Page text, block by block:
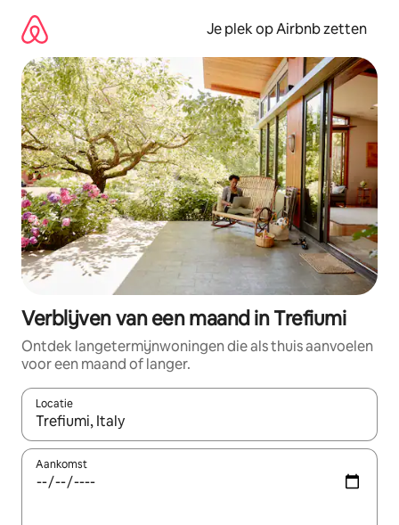
direct
naar
inhoud
Je plek op Airbnb zetten
Verblijven van een maand in Trefiumi
Ontdek langetermijnwoningen die als thuis aanvoelen
voor een maand of langer.
Locatie
Wanneer er resultaten beschikbaar zijn, maak je een keuze
Aankomst